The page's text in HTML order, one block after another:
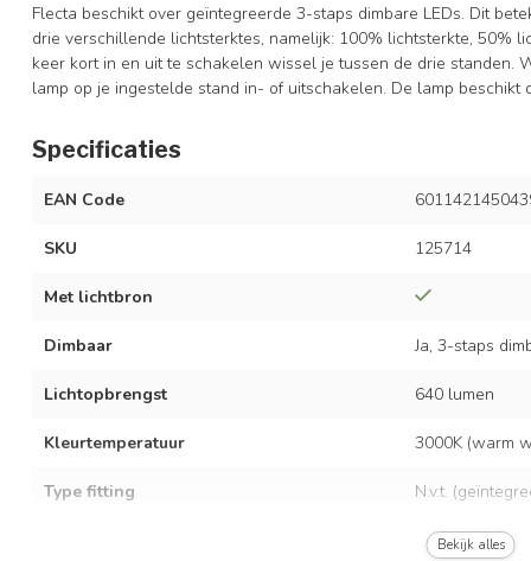
Flecta beschikt over geïntegreerde 3-staps dimbare LEDs. Dit
drie verschillende lichtsterktes, namelijk: 100% lichtsterkte, 50%
keer kort in en uit te schakelen wissel je tussen de drie standen.
lamp op je ingestelde stand in- of uitschakelen. De lamp beschikt
Specificaties
EAN Code
SKU 125714
Met lichtbron
Dimbaar Ja, 3-staps
Lichtopbrengst 640 lumen
Kleurtemperatuur 3000K (warm
Type fitting N.v.t.
Max. 18 watt
Bekijk alles